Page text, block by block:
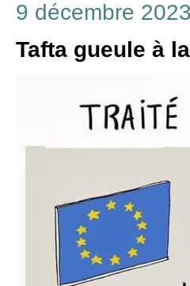
9 décembre 2023
Tafta gueule à